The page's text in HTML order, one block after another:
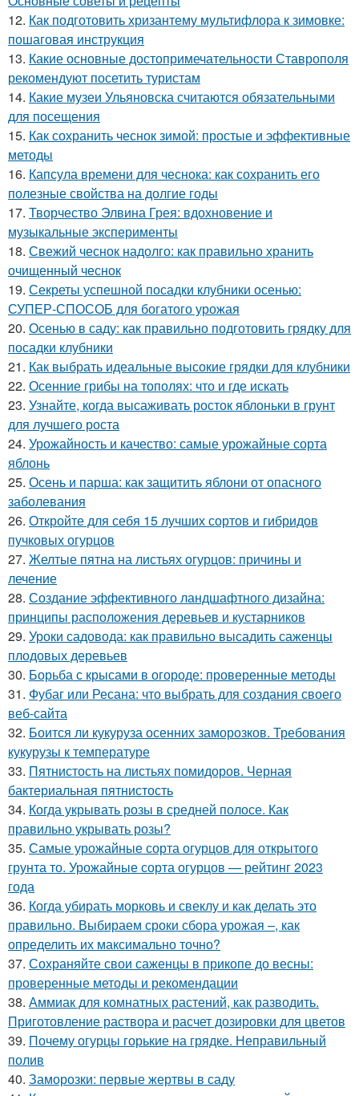
12. Как подготовить хризантему мультифлора к зимовке:
пошаговая инструкция
13. Какие основные достопримечательности Ставрополя
рекомендуют посетить туристам
14. Какие музеи Ульяновска считаются обязательными
для посещения
15. Как сохранить чеснок зимой: простые и эффективные
методы
16. Капсула времени для чеснока: как сохранить его
полезные свойства на долгие годы
17. Творчество Элвина Грея: вдохновение и
музыкальные эксперименты
18. Свежий чеснок надолго: как правильно хранить
очищенный чеснок
19. Секреты успешной посадки клубники осенью:
СУПЕР-СПОСОБ для богатого урожая
20. Осенью в саду: как правильно подготовить грядку для
посадки клубники
21. Как выбрать идеальные высокие грядки для клубники
22. Осенние грибы на тополях: что и где искать
23. Узнайте, когда высаживать росток яблоньки в грунт
для лучшего роста
24. Урожайность и качество: самые урожайные сорта
яблонь
25. Осень и парша: как защитить яблони от опасного
заболевания
26. Откройте для себя 15 лучших сортов и гибридов
пучковых огурцов
27. Желтые пятна на листьях огурцов: причины и
лечение
28. Создание эффективного ландшафтного дизайна:
принципы расположения деревьев и кустарников
29. Уроки садовода: как правильно высадить саженцы
плодовых деревьев
30. Борьба с крысами в огороде: проверенные методы
31. Фубаг или Ресана: что выбрать для создания своего
веб-сайта
32. Боится ли кукуруза осенних заморозков. Требования
кукурузы к температуре
33. Пятнистость на листьях помидоров. Черная
бактериальная пятнистость
34. Когда укрывать розы в средней полосе. Как
правильно укрывать розы?
35. Самые урожайные сорта огурцов для открытого
грунта то. Урожайные сорта огурцов — рейтинг 2023
года
36. Когда убирать морковь и свеклу и как делать это
правильно. Выбираем сроки сбора урожая –, как
определить их максимально точно?
37. Сохраняйте свои саженцы в прикопе до весны:
проверенные методы и рекомендации
38. Аммиак для комнатных растений, как разводить.
Приготовление раствора и расчет дозировки для цветов
39. Почему огурцы горькие на грядке. Неправильный
полив
40. Заморозки: первые жертвы в саду